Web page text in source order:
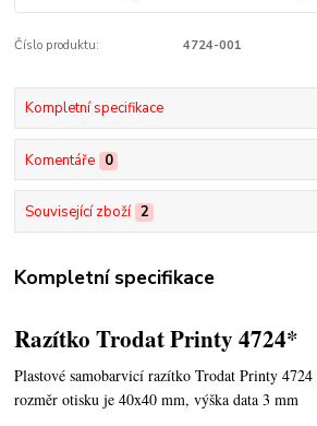
Číslo produktu: 4724-001
Kompletní specifikace
Komentáře 0
Související zboží 2
Kompletní specifikace
Razítko Trodat Printy 4724*
Plastové samobarvicí razítko Trodat Printy
rozměr otisku je 40x40 mm, výška data 3 mm